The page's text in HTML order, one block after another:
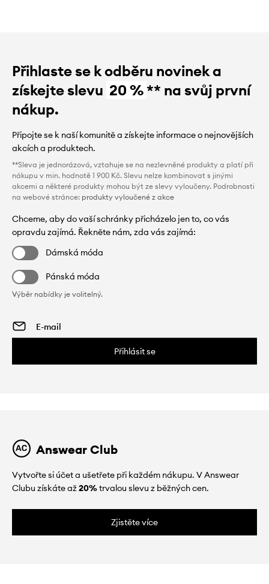
Přihlaste se k odběru novinek a
získejte slevu 20 %** na svůj první
nákup.
Připojte se k naší komunitě a získejte informace o nejnovějších
akcích a produktech.
**Sleva je jednorázová, vztahuje se na nezlevněné produkty a platí při
nákupu v min. hodnotě 1 900 Kč. Slevu nelze kombinovat s jinými
akcemi a některé produkty mohou být ze slevy vyloučeny. Podrobnosti
na webové stránce: produkty vyloučené z akce
Chceme, aby do vaší schránky přicházelo jen to, co vás
opravdu zajímá. Řekněte nám, zda vás zajímá:
Dámská móda
Pánská móda
Výběr nabídky je volitelný.
Přihlásit se
Answear Club
Vytvořte si účet a ušetřete při každém nákupu. V Answear
Clubu získáte až20%trvalou slevu z běžných cen.
Zjistěte více